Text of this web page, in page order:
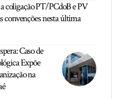
coligação PT/PCdoB e PV
convenções nesta última
Caso de
Expõe
na